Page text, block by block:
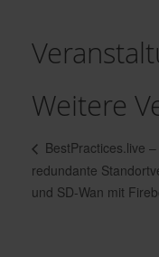
Weitere
BestPractices.live
redundante
und SD-Wan mit